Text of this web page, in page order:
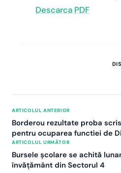
Descarca PDF
ARTICOLUL ANTERIOR
Borderou rezultate proba
pentru ocuparea functiei de
ARTICOLUL URMĂTOR
Bursele școlare se achită
învățământ din Sectorul 4